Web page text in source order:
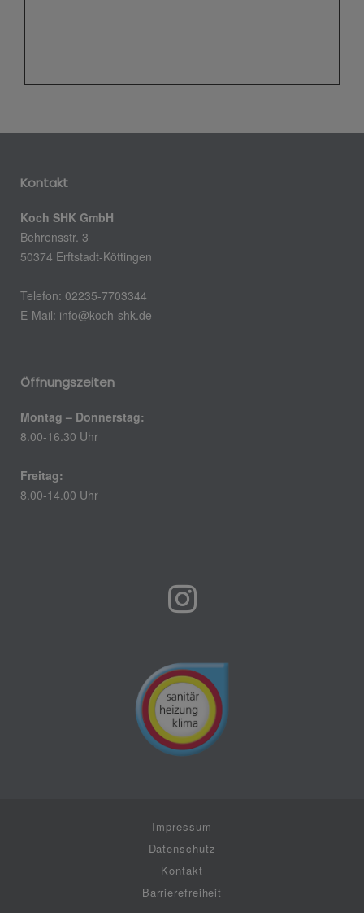
Kontakt
Koch SHK GmbH
Behrensstr. 3
50374 Erftstadt-Köttingen
Telefon: 02235-7703344
E-Mail: info@koch-shk.de
Öffnungszeiten
Montag – Donnerstag:
8.00-16.30 Uhr
Freitag:
8.00-14.00 Uhr
Impressum
Datenschutz
Kontakt
Barrierefreiheit